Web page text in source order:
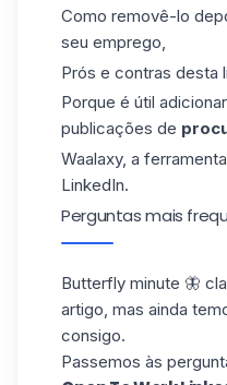
Como removê-lo
seu emprego,
Prós e contras desta
Porque é útil
publicações de
Waalaxy, a
LinkedIn.
Perguntas mais
Butterfly minute 🦋
artigo, mas ainda
consigo.
Passemos às